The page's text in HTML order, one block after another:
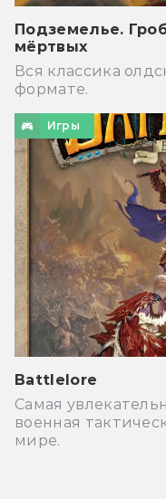
Подземелье.
мёртвых
Вся классика
формате.
Игры
Battlelore
Самая
военная
мире.